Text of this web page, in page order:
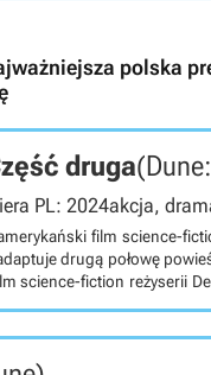
polska
druga
PL: 2024akcja,
film science-
drugą połowę
science-fiction reżyserii
powieści Franka